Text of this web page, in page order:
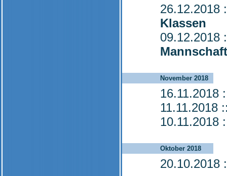
26.12.2018
Klassen
09.12.2018
November 2018
16.11.2018
11.11.2018
10.11.2018
Oktober 2018
20.10.2018